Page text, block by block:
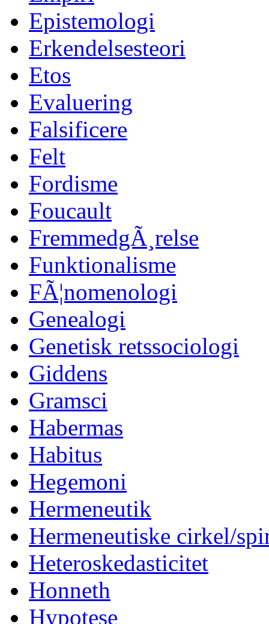
Epistemologi
Erkendelsesteori
Etos
Evaluering
Falsificere
Felt
Fordisme
Foucault
FremmedgÃ¸relse
Funktionalisme
FÃ¦nomenologi
Genealogi
Genetisk retssociologi
Giddens
Gramsci
Habermas
Habitus
Hegemoni
Hermeneutik
Hermeneutiske cirkel/
Heteroskedasticitet
Honneth
Hypotese